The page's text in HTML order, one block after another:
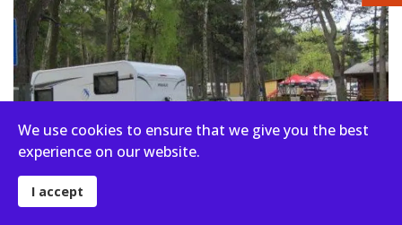
We use cookies to ensure that we give you the best
experience on our website.
I accept